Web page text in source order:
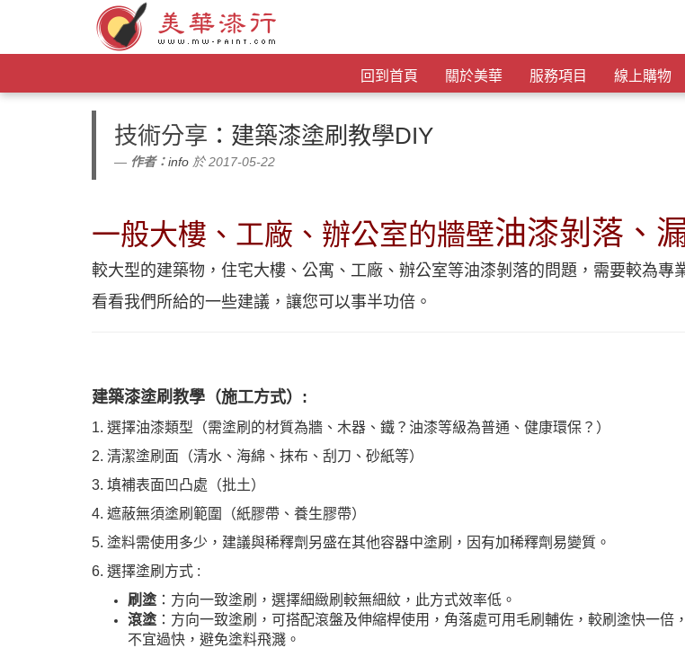
回到首頁 關於美華 服務項目 線上購物
技術分享 ：建築漆塗刷教學DIY
作者：info 於 2017-05-22
一般大樓 、工廠 、辦公室的牆壁油漆剝落、
較大型的建築物，住宅大樓 、公寓 、工廠 、辦公室等油漆剝落的問題，需要較為專
看看我們所給的一些建議，讓您可以事半功倍。
建築漆塗刷教學 （施工方式）:
1. 選擇油漆類型（需塗刷的材質為牆、木器、鐵？油漆等級為普通、健康環保？）
2. 清潔塗刷面（清水、海綿、抹布、刮刀、砂紙等）
3. 填補表面凹凸處（批土）
4. 遮蔽無須塗刷範圍（紙膠帶、養生膠帶）
5. 塗料需使用多少，建議與稀釋劑另盛在其他容器中塗刷，因有加稀釋劑易變質。
6. 選擇塗刷方式 :
刷塗 ：方向一致塗刷，選擇細緻刷較無細紋，此方式效率低。
滾塗 ：方向一致塗刷，可搭配滾盤及伸縮桿使用，角落處可用毛刷輔佐，較刷塗快一倍
不宜過快，避免塗料飛濺。